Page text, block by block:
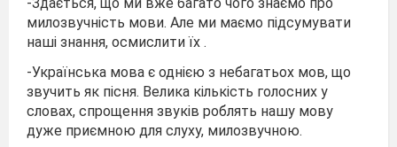
милозвучність мови. Але ми маємо підсумувати
наші знання, осмислити їх .
-Українська мова є однією з небагатьох мов, що
звучить як пісня. Велика кількість голосних у
словах, спрощення звуків роблять нашу мову
дуже приємною для слуху, милозвучною.